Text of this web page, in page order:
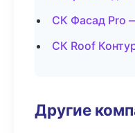
СК Фасад Pro
СК Roof
Другие